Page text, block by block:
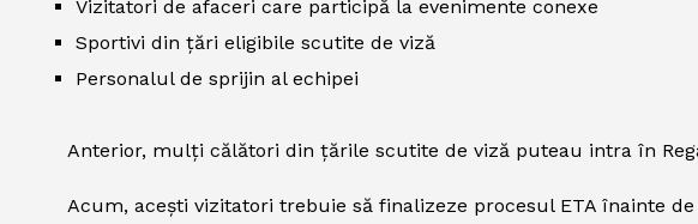
Vizitatori de afaceri care participă la evenimente conexe
Sportivi din țări eligibile scutite de viză
Personalul de sprijin al echipei
Anterior, mulți călători din țările scutite de viză puteau intra în
Acum, acești vizitatori trebuie să finalizeze procesul ETA înainte